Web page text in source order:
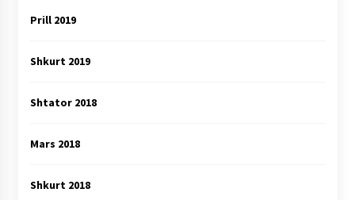
Prill 2019
Shkurt 2019
Shtator 2018
Mars 2018
Shkurt 2018